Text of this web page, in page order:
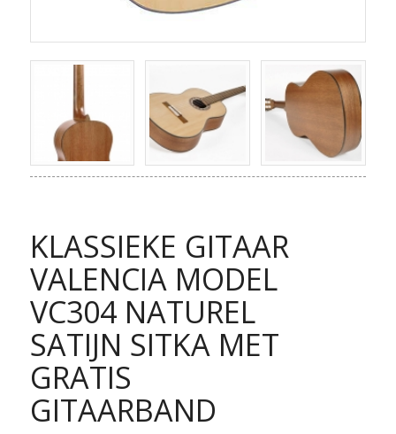
KLASSIEKE GITAAR
VALENCIA MODEL
VC304 NATUREL
SATIJN SITKA MET
GRATIS
GITAARBAND